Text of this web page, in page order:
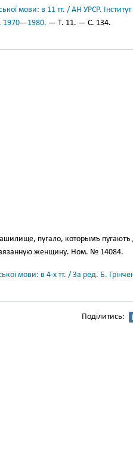
мови: в 11 тт. / АН УРСР.
1970—1980. — Т. 11. — С. 134.
пугало, которымъ
женщину. Ном. № 14084.
мови: в 4-х тт. / За ред. Б.
Поділитись: